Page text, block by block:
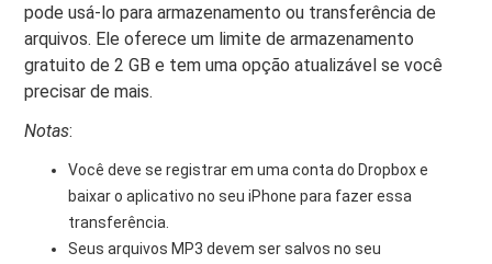
pode usá-lo para armazenamento ou transferência de
arquivos. Ele oferece um limite de armazenamento
gratuito de 2 GB e tem uma opção atualizável se você
precisar de mais.
Notas:
Você deve se registrar em uma conta do Dropbox e
baixar o aplicativo no seu iPhone para fazer essa
transferência.
Seus arquivos MP3 devem ser salvos no seu